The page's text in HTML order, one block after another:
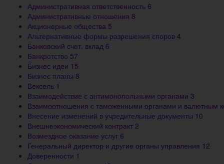
Административная ответственность 6
Административные отношения 8
Акционерные общества 5
Альтернативные формы разрешения споров 4
Банковский счет, вклад 6
Банкротство 57
Бизнес идеи 15
Бизнес планы 8
Вексель 1
Взаимодействие с антимонопольными органами 3
Взаимоотношения с таможенными органами и валютным
Внесение изменений в учредительные документы 10
Внешнеэкономический контракт 2
Возмездное оказание услуг 6
Генеральный директор и другие органы управления 12
Доверенности 1